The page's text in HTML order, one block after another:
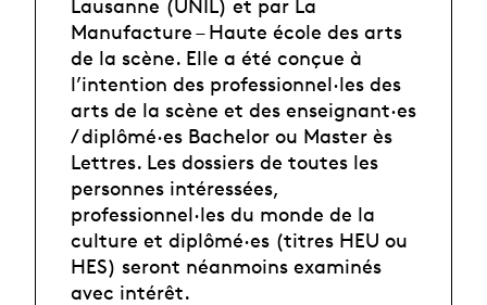
Lausanne (UNIL) et par La
Manufacture – Haute école des arts
de la scène. Elle a été conçue à
l’intention des professionnel·les des
arts de la scène et des enseignant·es
/ diplômé·es Bachelor ou Master ès
Lettres. Les dossiers de toutes les
personnes intéressées,
professionnel·les du monde de la
culture et diplômé·es (titres HEU ou
HES) seront néanmoins examinés
avec intérêt.